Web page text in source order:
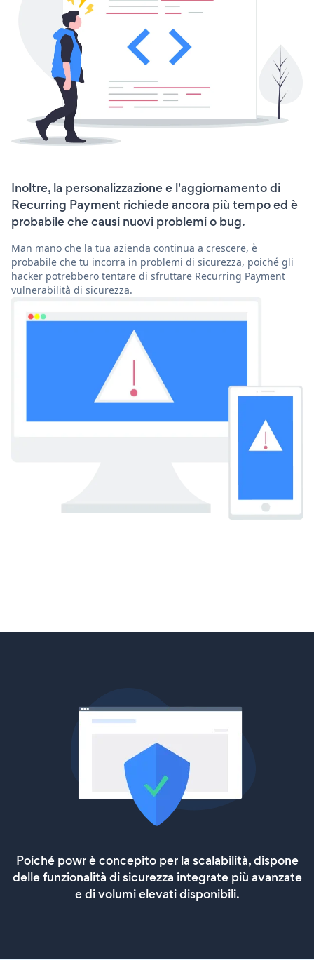
Inoltre, la personalizzazione e l'aggiornamento di
Recurring Payment richiede ancora più tempo ed è
probabile che causi nuovi problemi o bug.
Man mano che la tua azienda continua a crescere, è
probabile che tu incorra in problemi di sicurezza, poiché gli
hacker potrebbero tentare di sfruttare Recurring Payment
vulnerabilità di sicurezza.
Poiché powr è concepito per la scalabilità, dispone
delle funzionalità di sicurezza integrate più avanzate
e di volumi elevati disponibili.